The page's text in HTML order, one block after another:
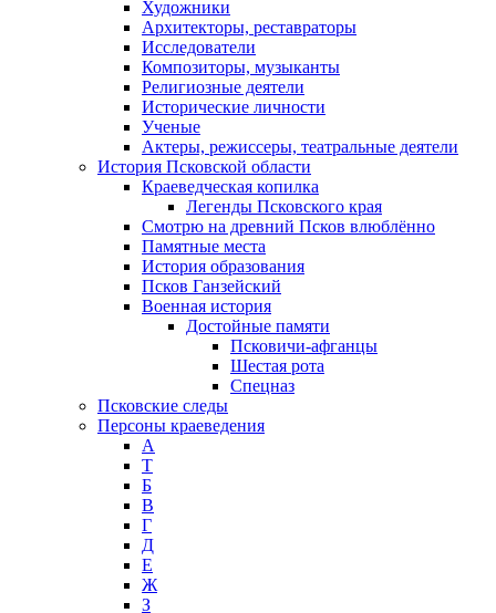
Художники
Архитекторы, реставраторы
Исследователи
Композиторы, музыканты
Религиозные деятели
Исторические личности
Ученые
Актеры, режиссеры, театральные деятели
История Псковской области
Краеведческая копилка
Легенды Псковского края
Смотрю на древний Псков влюблённо
Памятные места
История образования
Псков Ганзейский
Военная история
Достойные памяти
Псковичи-афганцы
Шестая рота
Спецназ
Псковские следы
Персоны краеведения
А
T
Б
В
Г
Д
Е
Ж
З